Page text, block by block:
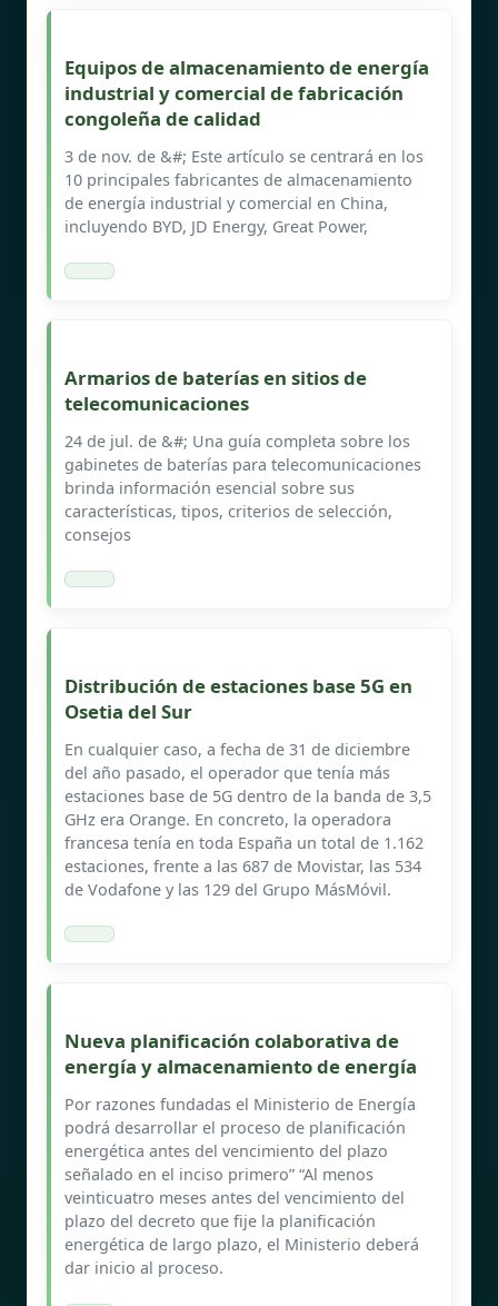
Equipos de almacenamiento de energía
industrial y comercial de fabricación
congoleña de calidad
3 de nov. de &#; Este artículo se centrará en los
10 principales fabricantes de almacenamiento
de energía industrial y comercial en China,
incluyendo BYD, JD Energy, Great Power,
Armarios de baterías en sitios de
telecomunicaciones
24 de jul. de &#; Una guía completa sobre los
gabinetes de baterías para telecomunicaciones
brinda información esencial sobre sus
características, tipos, criterios de selección,
consejos
Distribución de estaciones base 5G en
Osetia del Sur
En cualquier caso, a fecha de 31 de diciembre
del año pasado, el operador que tenía más
estaciones base de 5G dentro de la banda de 3,5
GHz era Orange. En concreto, la operadora
francesa tenía en toda España un total de 1.162
estaciones, frente a las 687 de Movistar, las 534
de Vodafone y las 129 del Grupo MásMóvil.
Nueva planificación colaborativa de
energía y almacenamiento de energía
Por razones fundadas el Ministerio de Energía
podrá desarrollar el proceso de planificación
energética antes del vencimiento del plazo
señalado en el inciso primero” “Al menos
veinticuatro meses antes del vencimiento del
plazo del decreto que fije la planificación
energética de largo plazo, el Ministerio deberá
dar inicio al proceso.